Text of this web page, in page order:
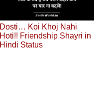
Dosti… Koi Khoj Nahi
Hoti!! Friendship Shayri in
Hindi Status